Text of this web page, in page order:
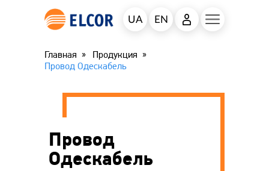
EN
UA
Главная
Продукция
Провод Одескабель
Провод
Одескабель